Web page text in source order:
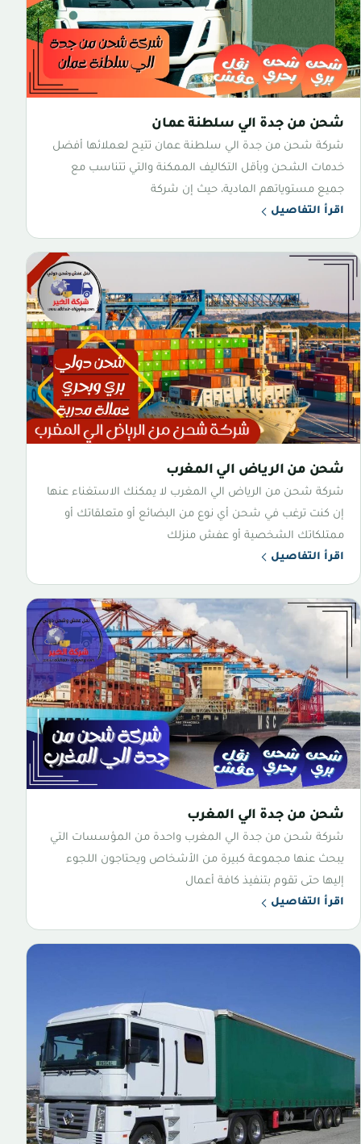
شحن من جدة الي سلطنة عمان
شركة شحن من جدة الي سلطنة عمان تتيح لعملائها أفضل
خدمات الشحن وبأقل التكاليف الممكنة والتي تتناسب مع
جميع مستوياتهم المادية، حيث إن شركة
اقرأ التفاصيل
شحن من الرياض الي المغرب
شركة شحن من الرياض الي المغرب لا يمكنك الاستغناء عنها
إن كنت ترغب في شحن أي نوع من البضائع أو متعلقاتك أو
ممتلكاتك الشخصية أو عفش منزلك
اقرأ التفاصيل
شحن من جدة الي المغرب
شركة شحن من جدة الي المغرب واحدة من المؤسسات التي
يبحث عنها مجموعة كبيرة من الأشخاص ويحتاجون اللجوء
إليها حتى تقوم بتنفيذ كافة أعمال
اقرأ التفاصيل